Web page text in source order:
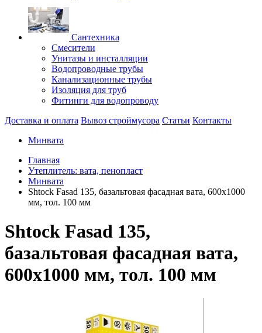
Сантехника
Смесители
Унитазы и инсталляции
Водопроводные трубы
Канализационные трубы
Изоляция для труб
Фитинги для водопроводу
Доставка и оплата Вывоз строймусора Статьи Контакты
Минвата
Главная
Утеплитель: вата, пенопласт
Минвата
Shtock Fasad 135, базальтовая фасадная вата, 600х1000
мм, тол. 100 мм
Shtock Fasad 135,
базальтовая фасадная вата,
600х1000 мм, тол. 100 мм